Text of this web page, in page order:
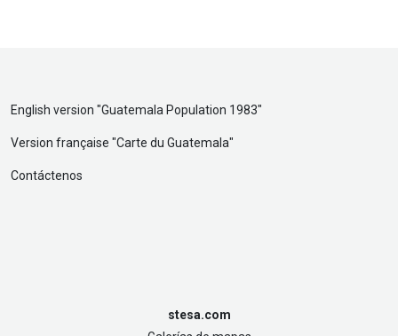
English version "Guatemala Population 1983"
Version française "Carte du Guatemala"
Contáctenos
stesa.com